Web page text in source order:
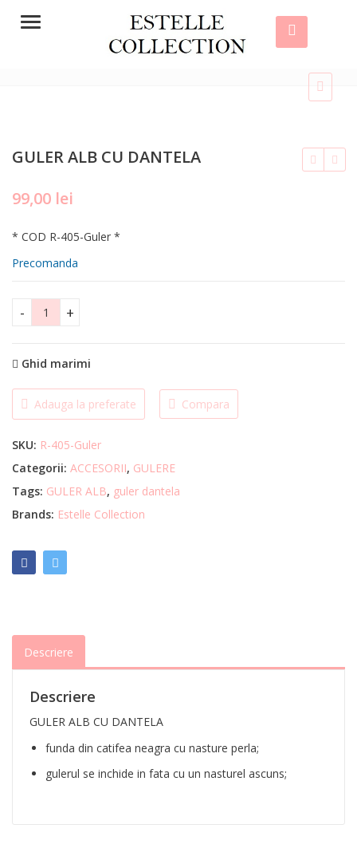
Menu
GULER ALB CU DANTELA
99,00 lei
* COD R-405-Guler *
Precomanda
GULER ALB CU DANTELA quantity
Ghid marimi
Adauga la preferate Compara
SKU: R-405-Guler
Categorii: ACCESORII, GULERE
Tags: GULER ALB, guler dantela
Brands: Estelle Collection
Descriere
Descriere
GULER ALB CU DANTELA
funda din catifea neagra cu nasture perla;
gulerul se inchide in fata cu un nasturel ascuns;